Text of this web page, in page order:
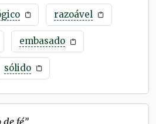
razoável
embasado
sólido
de fé”